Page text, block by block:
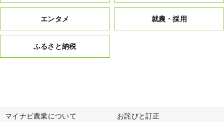
エンタメ 就農・採用
ふるさと納税
マイナビ農業について お詫びと訂正